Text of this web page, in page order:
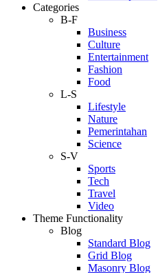
Categories
B-F
Business
Culture
Entertainment
Fashion
Food
L-S
Lifestyle
Nature
Pemerintahan
Science
S-V
Sports
Tech
Travel
Video
Theme Functionality
Blog
Standard Blog
Grid Blog
Masonry Blog